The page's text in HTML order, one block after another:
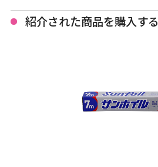
紹介された商品を購入する